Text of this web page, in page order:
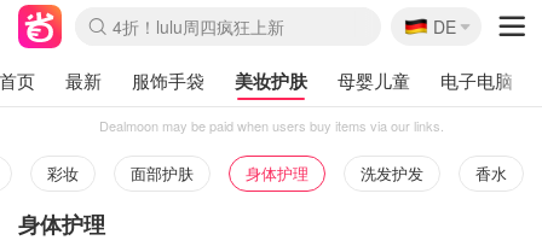
Boticinal 夏促开抢！
4折！lulu周四疯狂上新
还没结束！&OtherStories大促
Joybuy变相75折 随时失效
速领！Stanley独家85折
疑似霸哥！Camper额外叠85折
Zalando 奥莱闪促！每日更新
Moncler反季囤！5折起+叠9折
Coach Brooklyn仅€192
🇩🇪
DE
首页 最新 服饰手袋 美妆护肤 母婴儿童 电子电脑
Dealmoon may be paid when users buy items via our links.
彩妆 面部护肤 身体护理 洗发护发 香水
身体护理